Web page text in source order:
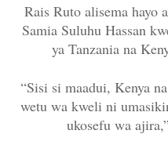
Rais Ruto alisema hayo
Samia Suluhu Hassan
ya Tanzania na
“Sisi si maadui, Kenya
wetu wa kweli ni
ukosefu wa